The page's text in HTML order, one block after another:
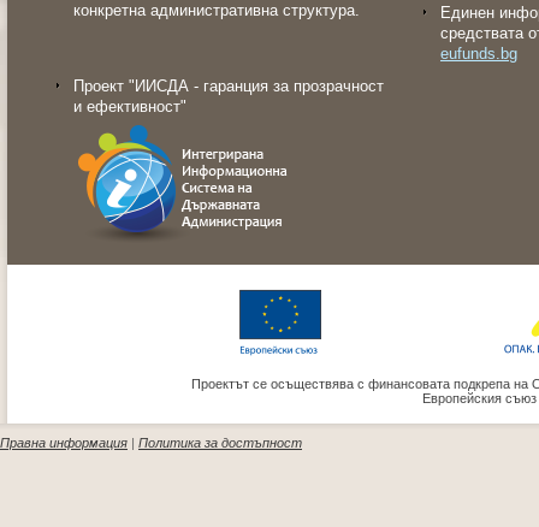
конкретна административна структура.
Проект "ИИСДА - гаранция за прозрачност
и ефективност"
Eдинен
средствата
eufunds.bg
Проектът се осъществява с финансовата подкрепа на
Европейския
Правна информация | Политика за достъпност